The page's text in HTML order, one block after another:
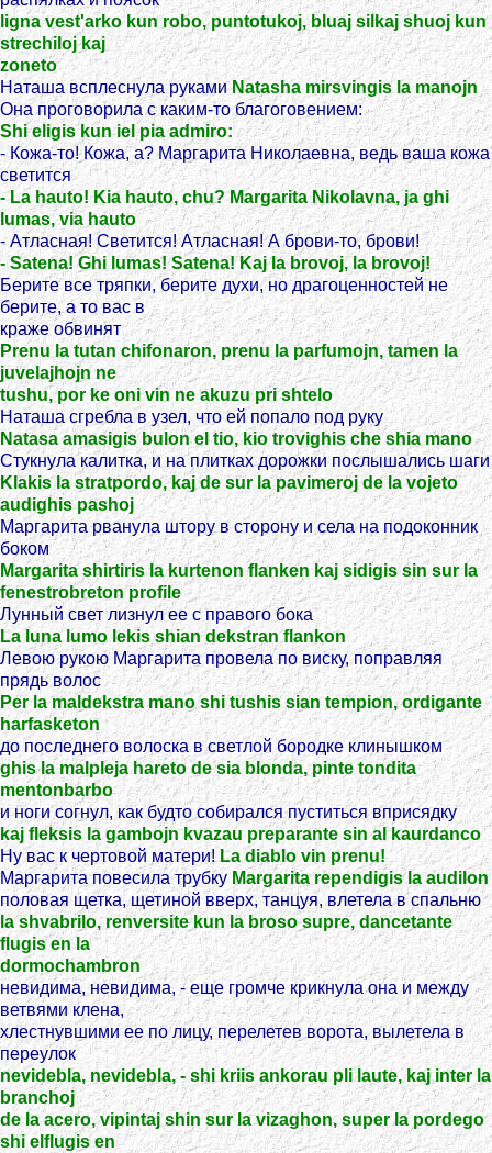
ligna vest'arko kun robo, puntotukoj, bluaj silkaj shuoj kun
strechiloj kaj
zoneto
Наташа всплеснула руками Natasha mirsvingis la manojn
Она проговорила с каким-то благоговением:
Shi eligis kun iel pia admiro:
- Кожа-то! Кожа, а? Маргарита Николаевна, ведь ваша кожа
светится
- La hauto! Kia hauto, chu? Margarita Nikolavna, ja ghi
lumas, via hauto
- Атласная! Светится! Атласная! А брови-то, брови!
- Satena! Ghi lumas! Satena! Kaj la brovoj, la brovoj!
Берите все тряпки, берите духи, но драгоценностей не
берите, а то вас в
краже обвинят
Prenu la tutan chifonaron, prenu la parfumojn, tamen la
juvelajhojn ne
tushu, por ke oni vin ne akuzu pri shtelo
Наташа сгребла в узел, что ей попало под руку
Natasa amasigis bulon el tio, kio trovighis che shia mano
Стукнула калитка, и на плитках дорожки послышались шаги
Klakis la stratpordo, kaj de sur la pavimeroj de la vojeto
audighis pashoj
Маргарита рванула штору в сторону и села на подоконник
боком
Margarita shirtiris la kurtenon flanken kaj sidigis sin sur la
fenestrobreton profile
Лунный свет лизнул ее с правого бока
La luna lumo lekis shian dekstran flankon
Левою рукою Маргарита провела по виску, поправляя
прядь волос
Per la maldekstra mano shi tushis sian tempion, ordigante
harfasketon
до последнего волоска в светлой бородке клинышком
ghis la malpleja hareto de sia blonda, pinte tondita
mentonbarbo
и ноги согнул, как будто собирался пуститься вприсядку
kaj fleksis la gambojn kvazau preparante sin al kaurdanco
Ну вас к чертовой матери! La diablo vin prenu!
Маргарита повесила трубку Margarita rependigis la audilon
половая щетка, щетиной вверх, танцуя, влетела в спальню
la shvabrilo, renversite kun la broso supre, dancetante
flugis en la
dormochambron
невидима, невидима, - еще громче крикнула она и между
ветвями клена,
хлестнувшими ее по лицу, перелетев ворота, вылетела в
переулок
nevidebla, nevidebla, - shi kriis ankorau pli laute, kaj inter la
branchoj
de la acero, vipintaj shin sur la vizaghon, super la pordego
shi elflugis en